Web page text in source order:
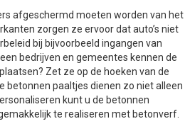
afgeschermd moeten worden van het
zorgen ze ervoor dat auto’s niet
bij bijvoorbeeld ingangen van
bedrijven en gemeentes kennen de
Zet ze op de hoeken van de
betonnen paaltjes dienen zo niet alleen
kunt u de betonnen
te realiseren met betonverf.